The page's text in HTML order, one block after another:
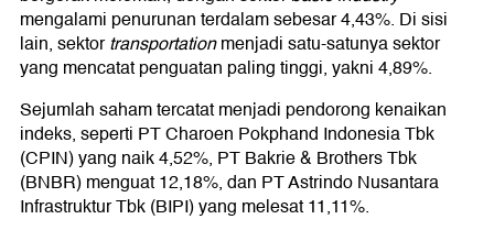
mengalami penurunan terdalam sebesar 4,43%. Di sisi
lain, sektortransportationmenjadi satu-satunya sektor
yang mencatat penguatan paling tinggi, yakni 4,89%.
Sejumlah saham tercatat menjadi pendorong kenaikan
indeks, seperti PT Charoen Pokphand Indonesia Tbk
(CPIN) yang naik 4,52%, PT Bakrie & Brothers Tbk
(BNBR) menguat 12,18%, dan PT Astrindo Nusantara
Infrastruktur Tbk (BIPI) yang melesat 11,11%.